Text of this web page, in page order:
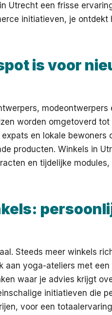
Utrecht een frisse
initiatieven, je ontdekt
is voor
modeontwerpers
worden omgetoverd
en lokale bewoners
producten. Winkels in
en tijdelijke modules,
Steeds meer winkels
aan yoga-ateliers met
waar je advies krijgt
initiatieven die
voor een